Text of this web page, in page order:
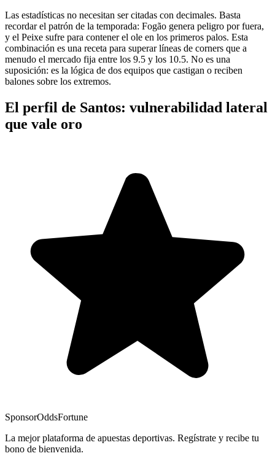
Las estadísticas no necesitan ser citadas con decimales. Basta
recordar el patrón de la temporada: Fogão genera peligro por fuera,
y el Peixe sufre para contener el ole en los primeros palos. Esta
combinación es una receta para superar líneas de corners que a
menudo el mercado fija entre los 9.5 y los 10.5. No es una
suposición: es la lógica de dos equipos que castigan o reciben
balones sobre los extremos.
El perfil de Santos: vulnerabilidad lateral
que vale oro
SponsorOddsFortune
La mejor plataforma de apuestas deportivas. Regístrate y recibe tu
bono de bienvenida.